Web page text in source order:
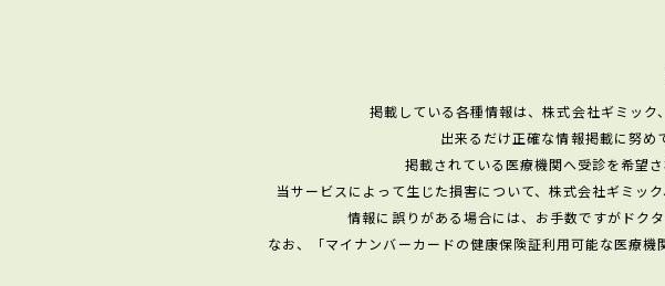
掲載している各種情報は、株式会社ギミック
出来るだけ正確な情報掲載に努め
掲載されている医療機関へ受診を希望
当サービスによって生じた損害について、株式会社ギミッ
情報に誤りがある場合には、お手数ですがドク
なお、「マイナンバーカードの健康保険証利用可能な医療